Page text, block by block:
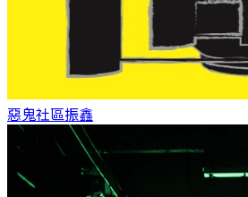
惡鬼社區振鑫